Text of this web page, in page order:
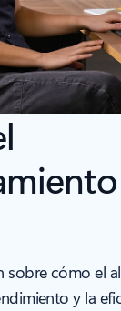
cómo el
y la